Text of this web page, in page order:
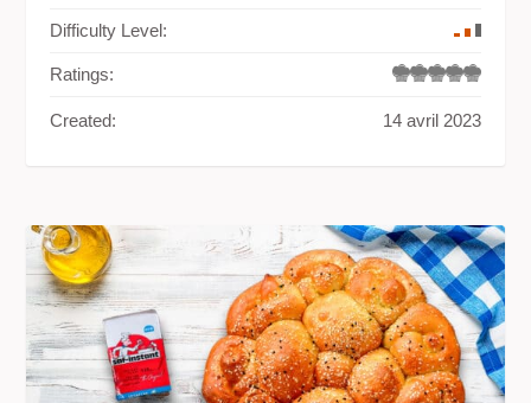
Difficulty Level:
Ratings:
Created: 14 avril 2023